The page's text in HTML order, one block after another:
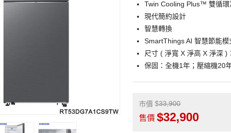
Twin Cooling Plus™ 雙循環
現代簡約設計
智慧轉換
SmartThings AI 智慧節能模
尺寸 ( 淨寬 X 淨高 X 淨深
保固：全機1年；壓縮機20
市價 33,900
售價 32,900